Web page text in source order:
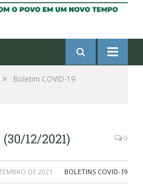
»
Boletim COVID-19
12/2021) 0
DE 2021 BOLETINS COVID-19